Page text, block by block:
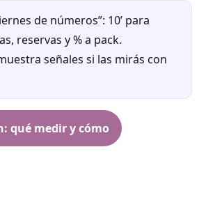
de números”: 10’ para
reservas y % a pack.
señales si las mirás con
qué medir y cómo